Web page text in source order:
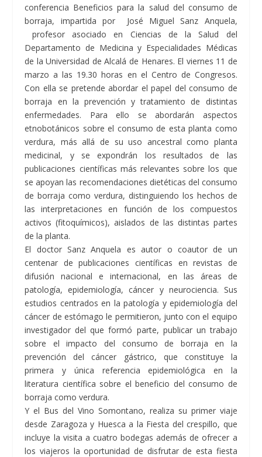
conferencia Beneficios para la salud del consumo de
borraja, impartida por José Miguel Sanz Anquela,
profesor asociado en Ciencias de la Salud del
Departamento de Medicina y Especialidades Médicas
de la Universidad de Alcalá de Henares. El viernes 11 de
marzo a las 19.30 horas en el Centro de Congresos.
Con ella se pretende abordar el papel del consumo de
borraja en la prevención y tratamiento de distintas
enfermedades. Para ello se abordarán aspectos
etnobotánicos sobre el consumo de esta planta como
verdura, más allá de su uso ancestral como planta
medicinal, y se expondrán los resultados de las
publicaciones científicas más relevantes sobre los que
se apoyan las recomendaciones dietéticas del consumo
de borraja como verdura, distinguiendo los hechos de
las interpretaciones en función de los compuestos
activos (fitoquímicos), aislados de las distintas partes
de la planta.
El doctor Sanz Anquela es autor o coautor de un
centenar de publicaciones científicas en revistas de
difusión nacional e internacional, en las áreas de
patología, epidemiología, cáncer y neurociencia. Sus
estudios centrados en la patología y epidemiología del
cáncer de estómago le permitieron, junto con el equipo
investigador del que formó parte, publicar un trabajo
sobre el impacto del consumo de borraja en la
prevención del cáncer gástrico, que constituye la
primera y única referencia epidemiológica en la
literatura científica sobre el beneficio del consumo de
borraja como verdura.
Y el Bus del Vino Somontano, realiza su primer viaje
desde Zaragoza y Huesca a la Fiesta del crespillo, que
incluye la visita a cuatro bodegas además de ofrecer a
los viajeros la oportunidad de disfrutar de esta fiesta